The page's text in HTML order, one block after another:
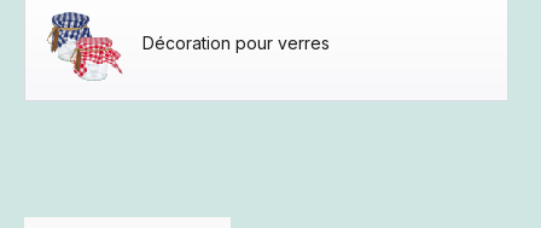
Décoration pour verres